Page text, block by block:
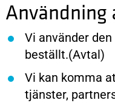
Användning
Vi använder
beställt.(Avtal)
Vi kan komma
tjänster,